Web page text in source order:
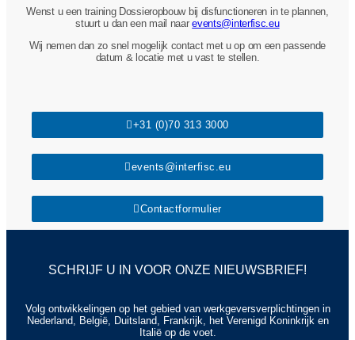
Wenst u een training Dossieropbouw bij disfunctioneren in te plannen,
stuurt u dan een mail naarevents@interfisc.eu
Wij nemen dan zo snel mogelijk contact met u op om een passende
datum & locatie met u vast te stellen.
+31 (0)70 313 3000
events@interfisc.eu
Contactformulier
SCHRIJF U IN VOOR ONZE NIEUWSBRIEF!
Volg ontwikkelingen op het gebied van werkgeversverplichtingen in
Nederland, België, Duitsland, Frankrijk, het Verenigd Koninkrijk en
Italië op de voet.